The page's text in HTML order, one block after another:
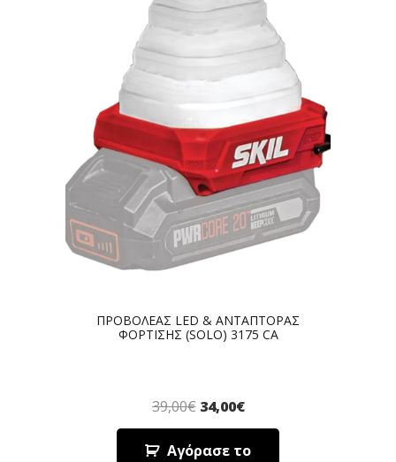
ΠΡΟΒΟΛΕΑΣ LED & ΑΝΤΑΠΤΟΡΑΣ
ΦΟΡΤΙΣΗΣ (SOLO) 3175 CA
39,00€ 34,00€
Αγόρασε το